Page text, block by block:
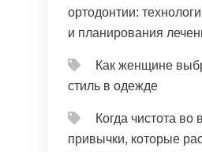
ортодонтии:
и планирования
Как женщине
стиль в одежде
Когда чистота во
привычки, которые